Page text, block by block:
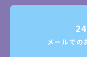
メールでの